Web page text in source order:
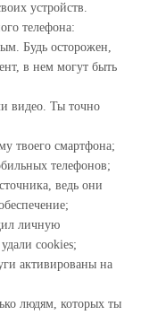
устройств.
телефона:
Будь осторожен,
в нем могут быть
видео. Ты точно
твоего смартфона;
телефонов;
ведь они
личную
cookies;
активированы на
людям, которых ты